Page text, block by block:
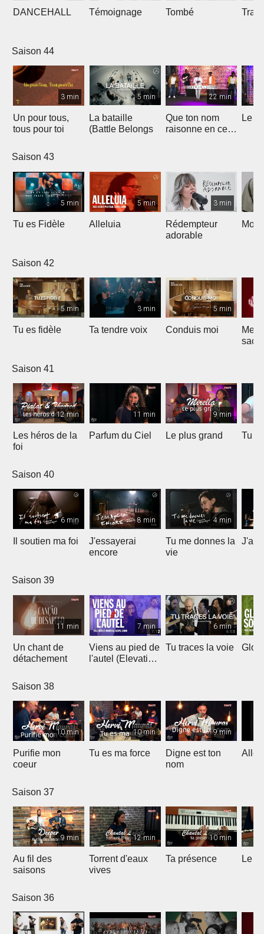
DANCEHALL Témoignage Tombé
Saison 44
3 min
Un pour tous,
tous pour toi
5 min
La bataille
(Battle Belongs
22 min
Que ton nom
raisonne en ce
Le
Saison 43
5 min
Tu es Fidèle
5 min
Alleluia
3 min
Rédempteur
adorable
Mon
Saison 42
5 min
Tu es fidèle
3 min
Ta tendre voix
5 min
Conduis moi
Saison 41
12 min
Les héros de la
foi
11 min
Parfum du Ciel
9 min
Le plus grand Tu
Saison 40
6 min
Il soutien ma foi
8 min
J'essayerai
encore
4 min
Tu me donnes la
vie
J'ai
Saison 39
11 min
Un chant de
détachement
7 min
Viens au pied de
l'autel (Elevation
6 min
Tu traces la voie
Saison 38
10 min
Purifie mon
coeur
10 min
Tu es ma force
9 min
Digne est ton
nom
Saison 37
9 min
Au fil des
saisons
12 min
Torrent d'eaux
vives
10 min
Ta présence Le
Saison 36